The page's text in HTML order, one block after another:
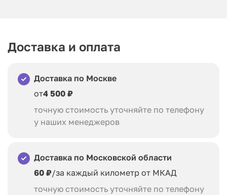
Доставка и оплата
Доставка по Москве
от4 500 ₽
точную стоимость уточняйте по телефону
у наших менеджеров
Доставка по Московской области
60 ₽/за каждый километр от МКАД
точную стоимость уточняйте по телефону